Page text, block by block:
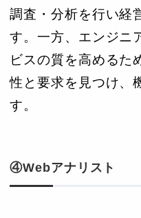
調査・分析を行い経
す。一方、エンジニ
ビスの質を高めるた
性と要求を見つけ、
す。
④Webアナリスト